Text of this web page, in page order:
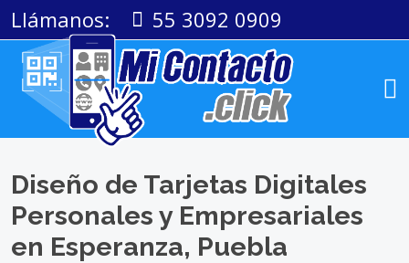
Llámanos: 55 3092 0909
Diseño de Tarjetas Digitales
Personales y Empresariales
en Esperanza, Puebla